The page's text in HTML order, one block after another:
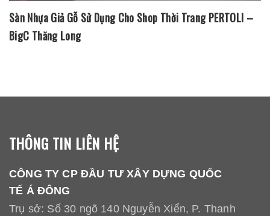
Ván Lót Sàn Nhựa Aroma Tại Trường Mầm Non Bim Bon
THÔNG TIN LIÊN HỆ
CÔNG TY CP ĐẦU TƯ XÂY DỰNG QUỐC
TẾ Á ĐÔNG
Trụ sở: Số 30 ngõ 140 Nguyễn Xiển, P. Thanh